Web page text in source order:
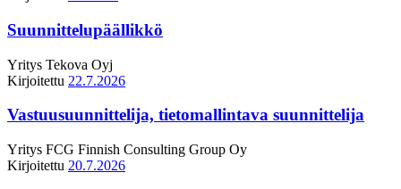
Suunnittelupäällikkö
Yritys Tekova Oyj
Kirjoitettu 22.7.2026
Vastuusuunnittelija, tietomallintava suunnittelija
Yritys FCG Finnish Consulting Group Oy
Kirjoitettu 20.7.2026